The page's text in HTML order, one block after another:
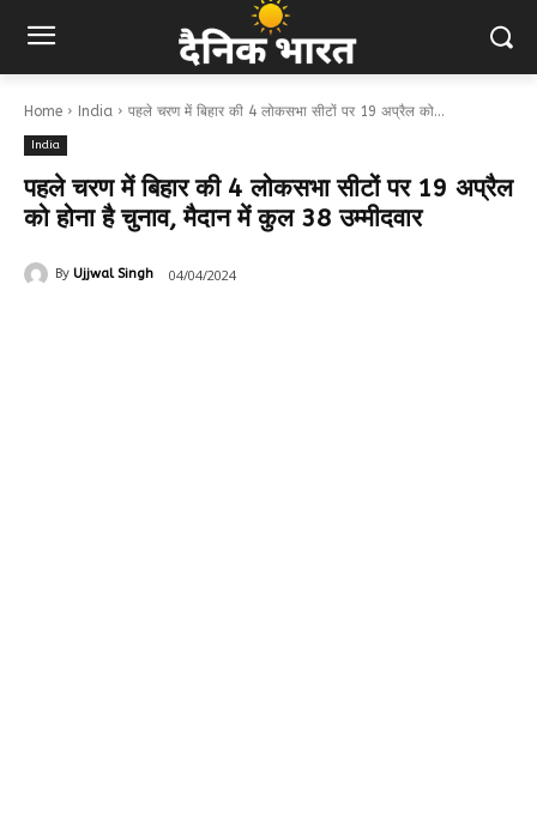
Home India पहले चरण में बिहार की 4 लोकसभा सीटों पर 19 अप्रैल को...
India
पहले चरण में बिहार की 4 लोकसभा सीटों पर 19 अप्रैल
को होना है चुनाव, मैदान में कुल 38 उम्मीदवार
By Ujjwal Singh 04/04/2024